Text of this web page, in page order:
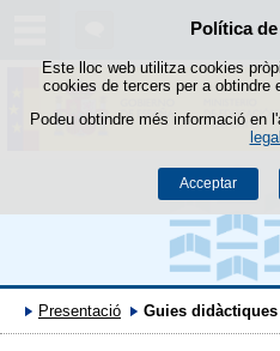
Política
Este lloc web utilitza cookies
cookies de tercers per a obtindre
Podeu obtindre més informació en
legal
Acceptar
Presentació Guies didàctiques